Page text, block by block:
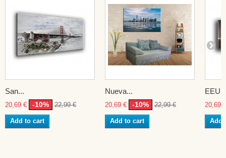
San...
20,69 € -10% 22,99 €
Add to cart
Nueva...
20,69 € -10% 22,99 €
Add to cart
20,69 €
Add